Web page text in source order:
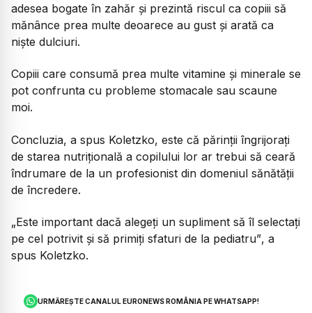
adesea bogate în zahăr și prezintă riscul ca copiii să
mănânce prea multe deoarece au gust și arată ca
niște dulciuri.
Copiii care consumă prea multe vitamine și minerale se
pot confrunta cu probleme stomacale sau scaune
moi.
Concluzia, a spus Koletzko, este că părinții îngrijorați
de starea nutrițională a copilului lor ar trebui să ceară
îndrumare de la un profesionist din domeniul sănătății
de încredere.
„Este important dacă alegeți un supliment să îl selectați
pe cel potrivit și să primiți sfaturi de la pediatru”, a
spus Koletzko.
URMĂREȘTE CANALUL EURONEWS ROMÂNIA PE WHATSAPP!